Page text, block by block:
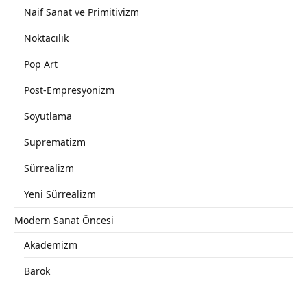
Naif Sanat ve Primitivizm
Noktacılık
Pop Art
Post-Empresyonizm
Soyutlama
Suprematizm
Sürrealizm
Yeni Sürrealizm
Modern Sanat Öncesi
Akademizm
Barok